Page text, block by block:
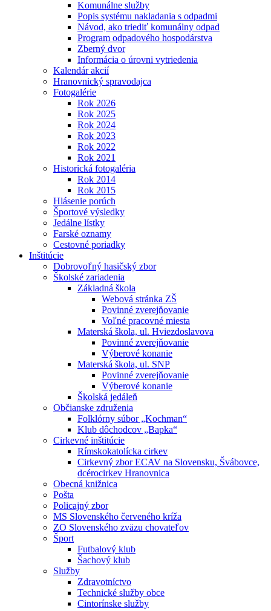
Komunálne služby
Popis systému nakladania s odpadmi
Návod, ako triediť komunálny odpad
Program odpadového hospodárstva
Zberný dvor
Informácia o úrovni vytriedenia
Kalendár akcií
Hranovnický spravodajca
Fotogalérie
Rok 2026
Rok 2025
Rok 2024
Rok 2023
Rok 2022
Rok 2021
Historická fotogaléria
Rok 2014
Rok 2015
Hlásenie porúch
Športové výsledky
Jedálne lístky
Farské oznamy
Cestovné poriadky
Inštitúcie
Dobrovoľný hasičský zbor
Školské zariadenia
Základná škola
Webová stránka ZŠ
Povinné zverejňovanie
Voľné pracovné miesta
Materská škola, ul. Hviezdoslavova
Povinné zverejňovanie
Výberové konanie
Materská škola, ul. SNP
Povinné zverejňovanie
Výberové konanie
Školská jedáleň
Občianske združenia
Folklórny súbor „Kochman“
Klub dôchodcov „Bapka“
Cirkevné inštitúcie
Rímskokatolícka cirkev
Cirkevný zbor ECAV na Slovensku, Švábovce,
dcérocirkev Hranovnica
Obecná knižnica
Pošta
Policajný zbor
MS Slovenského červeného kríža
ZO Slovenského zväzu chovateľov
Šport
Futbalový klub
Šachový klub
Služby
Zdravotníctvo
Technické služby obce
Cintorínske služby